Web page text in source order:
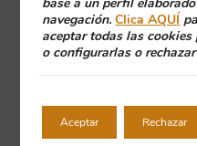
El tratamiento
paciente.
navegación.Clica AQUÍ
aceptar todas las cookies
o configurarlas o
Aceptar Rechazar